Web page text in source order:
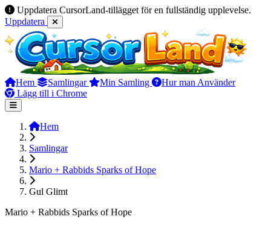
Uppdatera CursorLand-tillägget för en fullständig upplevelse.
Uppdatera
Hem Samlingar Min Samling
Hur man Använder
Lägg till i Chrome
Hem
Samlingar
Mario + Rabbids Sparks of Hope
Gul Glimt
Mario + Rabbids Sparks of Hope